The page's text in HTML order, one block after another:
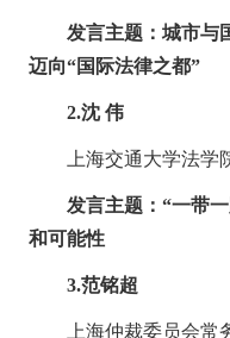
发言主题：城市与
迈向“国际法律之都”
2.沈 伟
上海交通大学法学
发言主题： “一带
和可能性
3.范铭超
上海仲裁委员会常